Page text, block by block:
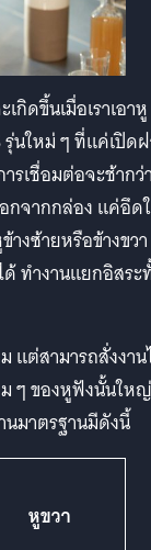
กิดขึ้นเมื่อเราเอาหู
นใหม่ ๆ ที่แค่เปิด
รเชื่อมต่อจะช้ากว่
กจากกล่อง แค่อึด
งซ้ายหรือข้างขวา
ทำงานแยกอิสระ
แต่สามารถสั่งงา
ๆ ของหูฟังนั้นใหญ่
นมาตรฐานมีดังนี้
หูขวา